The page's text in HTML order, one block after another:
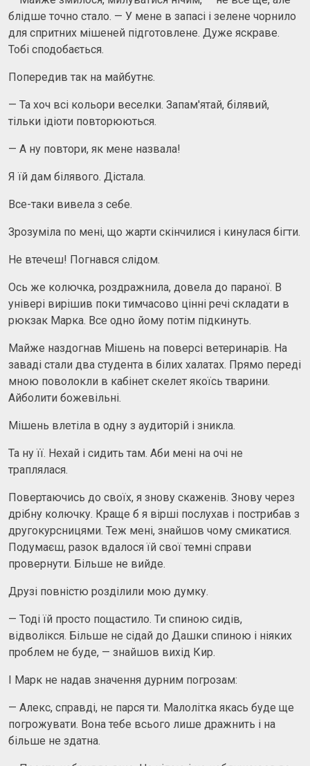
блідше точно стало. — У мене в запасі і зелене чорнило
для спритних мішеней підготовлене. Дуже яскраве.
Тобі сподобається.
Попередив так на майбутнє.
— Та хоч всі кольори веселки. Запам'ятай, білявий,
тільки ідіоти повторюються.
— А ну повтори, як мене назвала!
Я їй дам білявого. Дістала.
Все-таки вивела з себе.
Зрозуміла по мені, що жарти скінчилися і кинулася бігти.
Не втечеш! Погнався слідом.
Ось же колючка, роздражнила, довела до параної. В
універі вирішив поки тимчасово цінні речі складати в
рюкзак Марка. Все одно йому потім підкинуть.
Майже наздогнав Мішень на поверсі ветеринарів. На
заваді стали два студента в білих халатах. Прямо переді
мною поволокли в кабінет скелет якоїсь тварини.
Айболити божевільні.
Мішень влетіла в одну з аудиторій і зникла.
Та ну її. Нехай і сидить там. Аби мені на очі не
траплялася.
Повертаючись до своїх, я знову скаженів. Знову через
дрібну колючку. Краще б я вірші послухав і пострибав з
другокурсницями. Теж мені, знайшов чому смикатися.
Подумаєш, разок вдалося їй свої темні справи
провернути. Більше не вийде.
Друзі повністю розділили мою думку.
— Тоді їй просто пощастило. Ти спиною сидів,
відволікся. Більше не сідай до Дашки спиною і ніяких
проблем не буде, — знайшов вихід Кир.
І Марк не надав значення дурним погрозам:
— Алекс, справді, не парся ти. Малолітка якась буде ще
погрожувати. Вона тебе всього лише дражнить і на
більше не здатна.